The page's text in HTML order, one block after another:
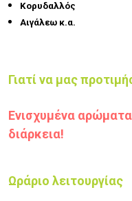
Κορυδαλλός
Αιγάλεω κ.α.
Γιατί να μας
Ενισχυμένα
διάρκεια!
Ωράριο λειτουργίας